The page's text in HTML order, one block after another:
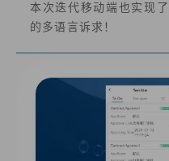
本次迭代移动端也实现
的多语言诉求！